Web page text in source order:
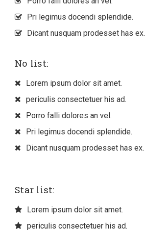
Pri legimus docendi splendide.
Dicant nusquam prodesset has ex.
No list:
Lorem ipsum dolor sit amet.
periculis consectetuer his ad.
Porro falli dolores an vel.
Pri legimus docendi splendide.
Dicant nusquam prodesset has ex.
Star list:
Lorem ipsum dolor sit amet.
periculis consectetuer his ad.